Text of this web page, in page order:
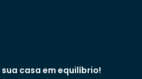
casa em equilíbrio!